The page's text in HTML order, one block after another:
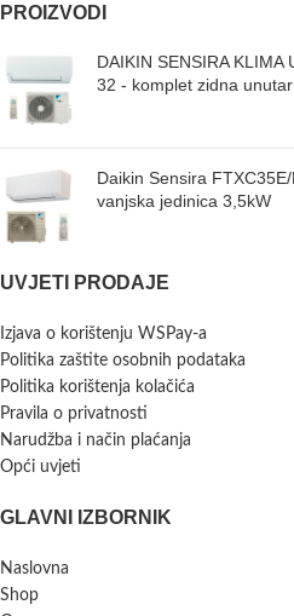
PROIZVODI
DAIKIN SENSIRA
32 - komplet zidna
Daikin Sensira
vanjska jedinica 3,5kW
UVJETI PRODAJE
Izjava o korištenju WSPay-a
Politika zaštite osobnih podataka
Politika korištenja kolačića
Pravila o privatnosti
Narudžba i način plaćanja
Opći uvjeti
GLAVNI IZBORNIK
Naslovna
Shop